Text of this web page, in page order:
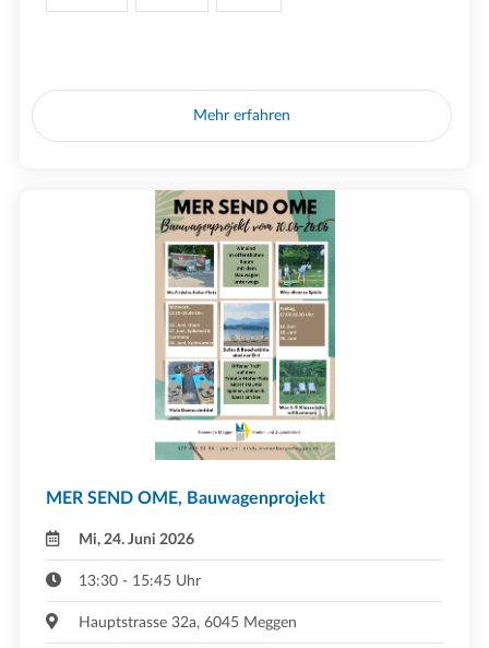
Mehr erfahren
MER SEND OME, Bauwagenprojekt
Mi, 24. Juni 2026
13:30 - 15:45 Uhr
Hauptstrasse 32a, 6045 Meggen